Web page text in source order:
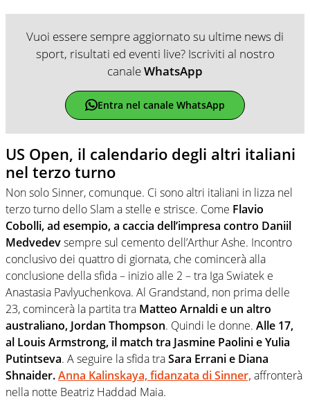
Vuoi essere sempre aggiornato su ultime news di
sport, risultati ed eventi live? Iscriviti al nostro
canaleWhatsApp
Entra nel canale WhatsApp
US Open, il calendario degli altri italiani
nel terzo turno
Non solo Sinner, comunque. Ci sono altri italiani in lizza nel
terzo turno dello Slam a stelle e strisce. Come Flavio
Cobolli, ad esempio, a caccia dell’impresa contro Daniil
Medvedevsempre sul cemento dell’Arthur Ashe. Incontro
conclusivo dei quattro di giornata, che comincerà alla
conclusione della sfida – inizio alle 2 – tra Iga Swiatek e
Anastasia Pavlyuchenkova. Al Grandstand, non prima delle
23, comincerà la partita tra Matteo Arnaldi e un altro
australiano, Jordan Thompson. Quindi le donne. Alle 17,
al Louis Armstrong, il match tra Jasmine Paolini e Yulia
Putintseva. A seguire la sfida traSara Errani e Diana
Shnaider.Anna Kalinskaya, fidanzata di Sinner,affronterà
nella notte Beatriz Haddad Maia.